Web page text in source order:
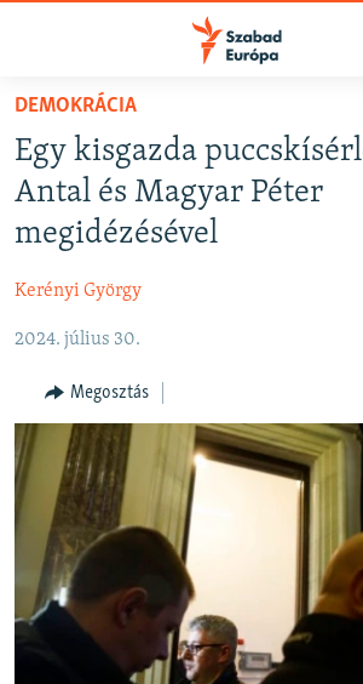
Akadálymentes
Ugrás
fő
oldalra
tartalomjegyzékre
NAPIRENDEN
AKTUÁLIS
PODCASTOK
ELEMZŐ
NER15
SZABADON
TÁRSADALOM
DEMOKRÁCIA
A PÉNZ NYOMÁBAN
EURÓPAI UNIÓ
VILÁG
KLÍMAVÁLTOZÁS
DEMOKRÁCIA
Egy kisgazda
Antal és Magyar Péter
megidézésével
Kerényi György
2024. július 30.
Megosztás
FELIRATKOZÁS